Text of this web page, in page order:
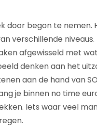
door begon te nemen.
verschillende niveaus.
afgewisseld met
denken aan het
aan de hand van
je binnen no time
Iets waar veel